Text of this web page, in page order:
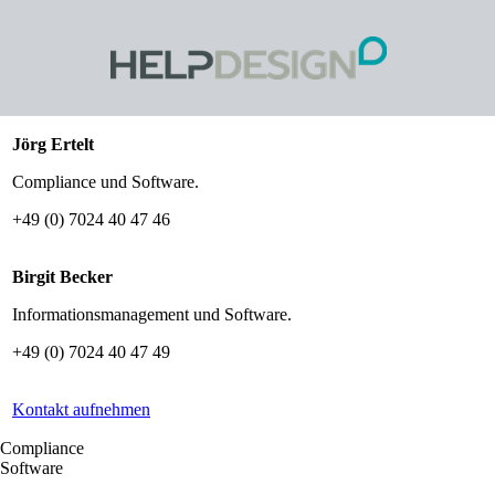
Jörg Ertelt
Compliance und Software.
+49 (0) 7024 40 47 46
Birgit Becker
Informationsmanagement und Software.
+49 (0) 7024 40 47 49
Kontakt aufnehmen
Compliance
Software